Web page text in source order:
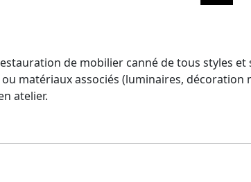
de mobilier canné de tous styles
matériaux associés (luminaires, décoration
atelier.